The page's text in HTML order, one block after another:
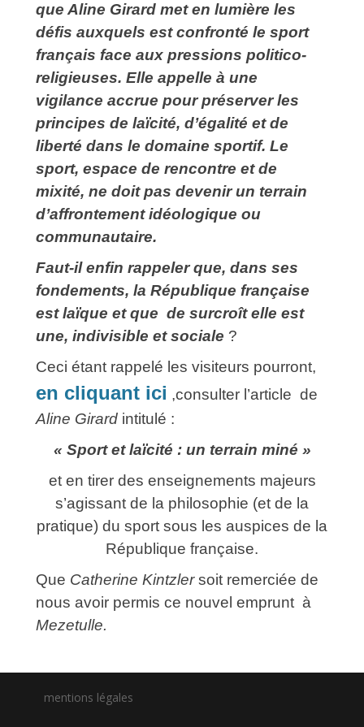
que Aline Girard met en lumière les
défis auxquels est confronté le sport
français face aux pressions politico-
religieuses. Elle appelle à une
vigilance accrue pour préserver les
principes de laïcité, d’égalité et de
liberté dans le domaine sportif. Le
sport, espace de rencontre et de
mixité, ne doit pas devenir un terrain
d’affrontement idéologique ou
communautaire.
Faut-il enfin rappeler que, dans ses
fondements, la République française
est laïque et que de surcroît elle est
une, indivisible et sociale ?
Ceci étant rappelé les visiteurs pourront,
en cliquant ici ,consulter l’article de
Aline Girard intitulé :
« Sport et laïcité : un terrain miné »
et en tirer des enseignements majeurs
s’agissant de la philosophie (et de la
pratique) du sport sous les auspices de la
République française.
Que Catherine Kintzlersoit remerciée de
nous avoir permis ce nouvel emprunt à
Mezetulle.
mentions légales